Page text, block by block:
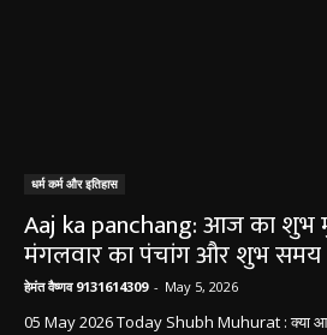
धर्म कर्म और इतिहास
Aaj ka panchang: आज का शुभ
मंगलवार का पंचांग और शुभ समय
हेमंत वैष्णव 9131614309 - May 5, 2026
05 May 2026 Today Shubh Muhurat : क्या